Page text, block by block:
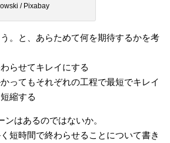
/ Pixabay
。と、あらためて何を期待するかを考
らせてキレイにする
ってもそれぞれの工程で最短でキレイ
縮する
はあるのではないか。
短時間で終わらせることについて書き